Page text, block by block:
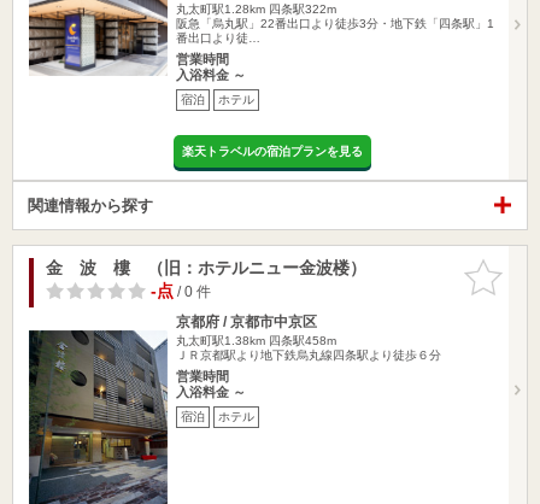
丸太町駅1.28km 四条駅322m
阪急「烏丸駅」22番出口より徒歩3分・地下鉄「四条駅」1
番出口より徒…
営業時間
入浴料金 ～
宿泊 ホテル
楽天トラベルの宿泊プランを見る
関連情報から探す
お気に入
りに追加
金 波 樓 （旧：ホテルニュー金波楼）
-点/ 0 件
京都府 / 京都市中京区
丸太町駅1.38km 四条駅458m
ＪＲ京都駅より地下鉄烏丸線四条駅より徒歩６分
営業時間
入浴料金 ～
宿泊 ホテル